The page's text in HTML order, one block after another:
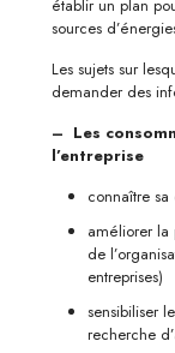
établir un plan
sources
Les sujets sur
demander des
– Les
l’entreprise
connaître
améliorer la
de
entreprises)
sensibiliser
recherche